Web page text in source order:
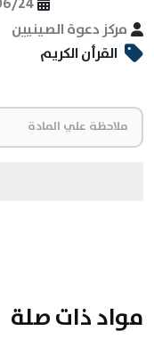
مركز دعوة الصينيين
القرأن الكريم
مواد ذات صلة